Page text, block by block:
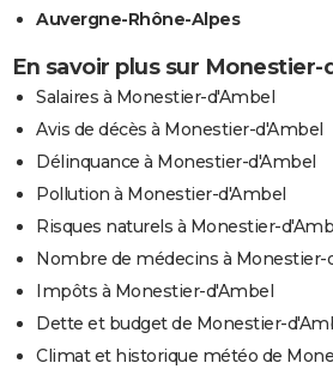
Auvergne-Rhône-Alpes
En savoir plus sur Monestier-
Salaires à Monestier-d'Ambel
Avis de décès à Monestier-d'Ambel
Délinquance à Monestier-d'Ambel
Pollution à Monestier-d'Ambel
Risques naturels à Monestier-
Nombre de médecins à Monestier-
Impôts à Monestier-d'Ambel
Dette et budget de Monestier-
Climat et historique météo de